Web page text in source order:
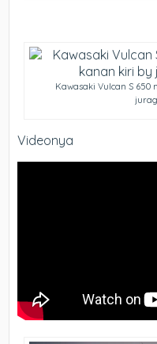
Kawasaki Vulcan S
Videonya